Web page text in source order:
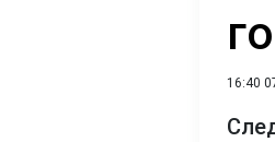
16:40